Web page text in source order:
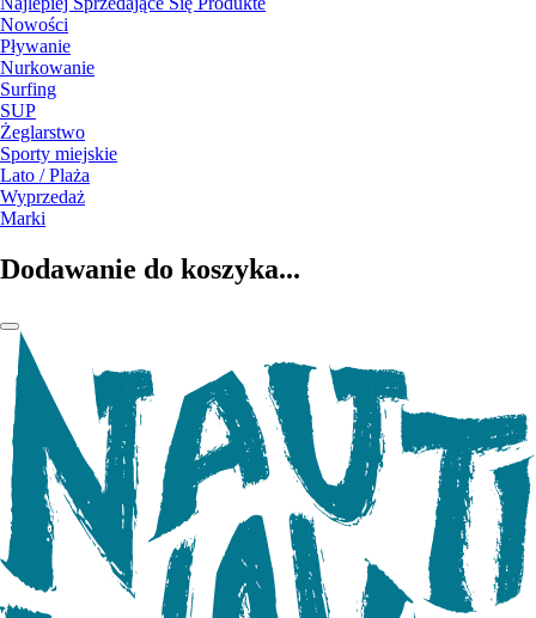
Nowości
Pływanie
Nurkowanie
Surfing
SUP
Żeglarstwo
Sporty miejskie
Lato / Plaża
Wyprzedaż
Marki
Dodawanie do koszyka...